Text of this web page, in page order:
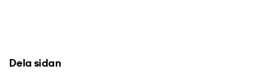
Dela sidan